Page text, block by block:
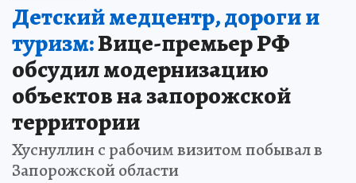
Детский медцентр, дороги и
туризм:Вице-премьер РФ
обсудил модернизацию
объектов на запорожской
территории
Хуснуллин с рабочим визитом побывал в
Запорожской области